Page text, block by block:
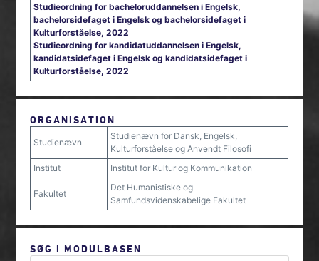
Studieordning for bacheloruddannelsen i Engelsk,
bachelorsidefaget i Engelsk og bachelorsidefaget i
Kulturforståelse, 2022
Studieordning for kandidatuddannelsen i Engelsk,
kandidatsidefaget i Engelsk og kandidatsidefaget i
Kulturforståelse, 2022
ORGANISATION
Studienævn
Studienævn for Dansk, Engelsk,
Kulturforståelse og Anvendt Filosofi
Institut
Institut for Kultur og Kommunikation
Fakultet
Det Humanistiske og
Samfundsvidenskabelige Fakultet
SØG I MODULBASEN